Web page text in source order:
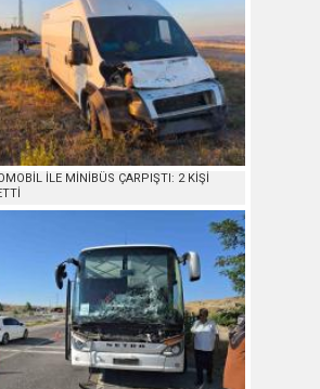
İLE MİNİBÜS ÇARPIŞTI: 2 KİŞİ